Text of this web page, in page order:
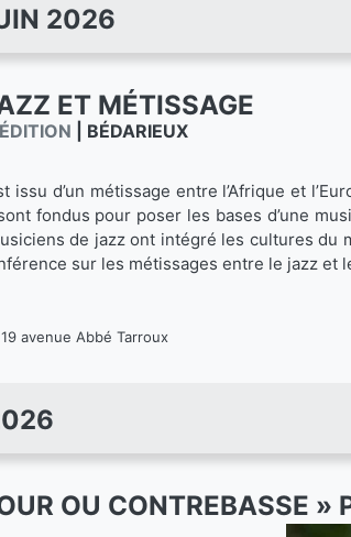
2026
ET MÉTISSAGE
BÉDARIEUX
d’un métissage entre l’Afrique et
fondus pour poser les bases d’une
de jazz ont intégré les cultures du
sur les métissages entre le jazz et
avenue Abbé Tarroux
OU CONTREBASSE »